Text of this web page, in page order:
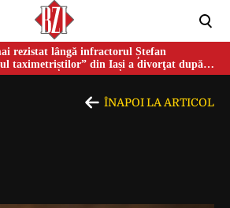
rezistat lângă infractorul Ștefan
taximetriștilor” din Iași a divorţat după
ÎNAPOI LA ARTICOL